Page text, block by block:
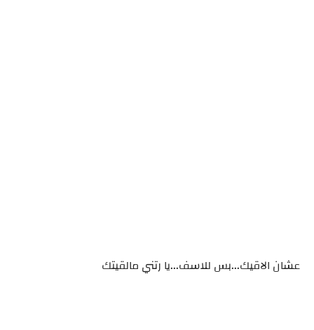
عشان الاقيك...بس للاسف...يا رتني مالقيتك